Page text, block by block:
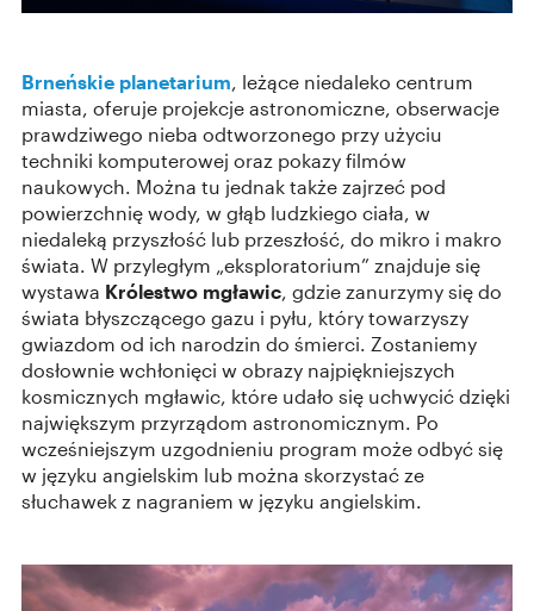
Brneńskie planetarium , leżące niedaleko centrum
miasta, oferuje projekcje astronomiczne, obserwacje
prawdziwego nieba odtworzonego przy użyciu
techniki komputerowej oraz pokazy filmów
naukowych. Można tu jednak także zajrzeć pod
powierzchnię wody, w głąb ludzkiego ciała, w
niedaleką przyszłość lub przeszłość, do mikro i makro
świata. W przyległym „eksploratorium” znajduje się
wystawa Królestwo mgławic , gdzie zanurzymy się do
świata błyszczącego gazu i pyłu, który towarzyszy
gwiazdom od ich narodzin do śmierci. Zostaniemy
dosłownie wchłonięci w obrazy najpiękniejszych
kosmicznych mgławic, które udało się uchwycić dzięki
największym przyrządom astronomicznym. Po
wcześniejszym uzgodnieniu program może odbyć się
w języku angielskim lub można skorzystać ze
słuchawek z nagraniem w języku angielskim.